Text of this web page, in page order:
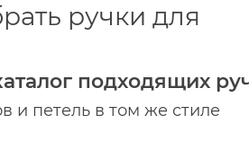
ручки для
подходящих
и петель в том же стиле